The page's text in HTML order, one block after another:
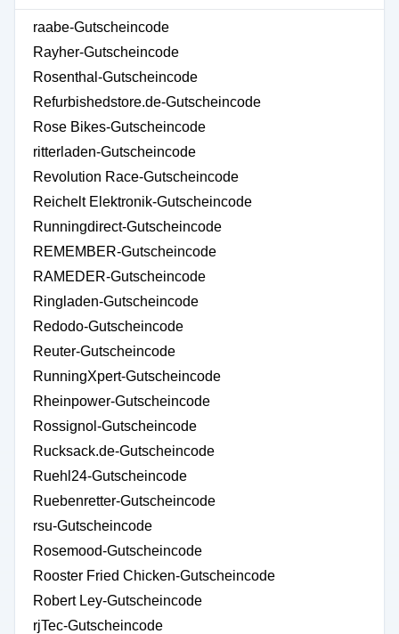
raabe-Gutscheincode
Rayher-Gutscheincode
Rosenthal-Gutscheincode
Refurbishedstore.de-Gutscheincode
Rose Bikes-Gutscheincode
ritterladen-Gutscheincode
Revolution Race-Gutscheincode
Reichelt Elektronik-Gutscheincode
Runningdirect-Gutscheincode
REMEMBER-Gutscheincode
RAMEDER-Gutscheincode
Ringladen-Gutscheincode
Redodo-Gutscheincode
Reuter-Gutscheincode
RunningXpert-Gutscheincode
Rheinpower-Gutscheincode
Rossignol-Gutscheincode
Rucksack.de-Gutscheincode
Ruehl24-Gutscheincode
Ruebenretter-Gutscheincode
rsu-Gutscheincode
Rosemood-Gutscheincode
Rooster Fried Chicken-Gutscheincode
Robert Ley-Gutscheincode
rjTec-Gutscheincode